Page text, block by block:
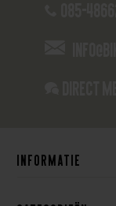
Informatie